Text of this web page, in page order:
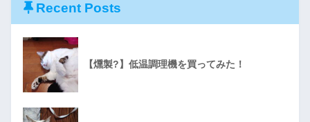
Recent Posts
【燻製?】低温調理機を買ってみた！